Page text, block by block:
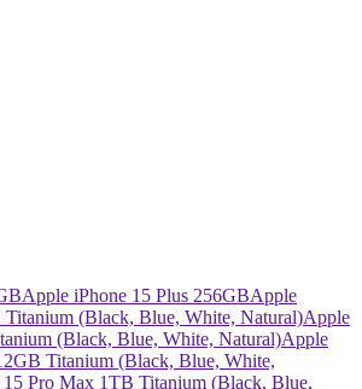
Apple iPhone 15 Plus 256GBApple
Titanium (Black, Blue, White, Natural)Apple
(Black, Blue, White, Natural)Apple
Titanium (Black, Blue, White,
Pro Max 1TB Titanium (Black, Blue,